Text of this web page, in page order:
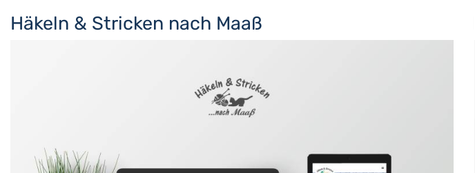
Häkeln & Stricken nach Maaß